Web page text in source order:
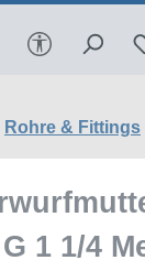
Rohre & Fittings
1 1/4